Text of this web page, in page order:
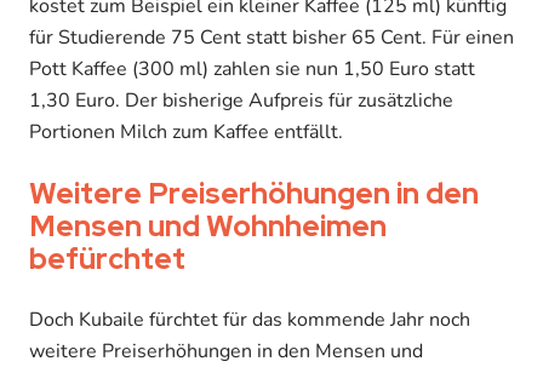
kostet zum Beispiel ein kleiner Kaffee (125 ml) künftig
für Studierende 75 Cent statt bisher 65 Cent. Für einen
Pott Kaffee (300 ml) zahlen sie nun 1,50 Euro statt
1,30 Euro. Der bisherige Aufpreis für zusätzliche
Portionen Milch zum Kaffee entfällt.
Weitere Preiserhöhungen in den
Mensen und Wohnheimen
befürchtet
Doch Kubaile fürchtet für das kommende Jahr noch
weitere Preiserhöhungen in den Mensen und